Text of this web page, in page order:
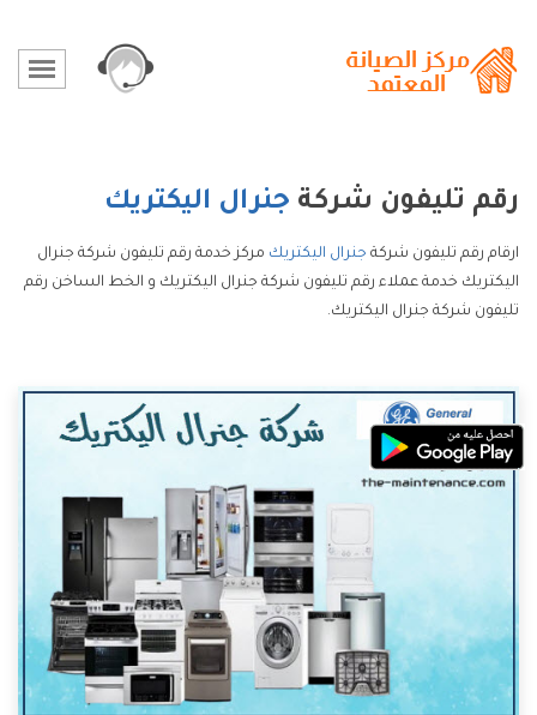
رقم تليفون شركة جنرال اليكتريك
ارقام رقم تليفون شركة جنرال اليكتريك مركز خدمة رقم تليفون شركة جنرال
اليكتريك خدمة عملاء رقم تليفون شركة جنرال اليكتريك و الخط الساخن رقم
تليفون شركة جنرال اليكتريك.